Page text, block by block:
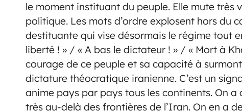
le moment instituant du peuple. Elle mute
politique. Les mots d’ordre explosent hors du
destituante qui vise désormais le régime tout
liberté ! » / « A bas le dictateur ! » / « Mort à
courage de ce peuple et sa capacité à
dictature théocratique iranienne. C’est un
anime pays par pays tous les continents. On a
très au-delà des frontières de l’Iran. On en a